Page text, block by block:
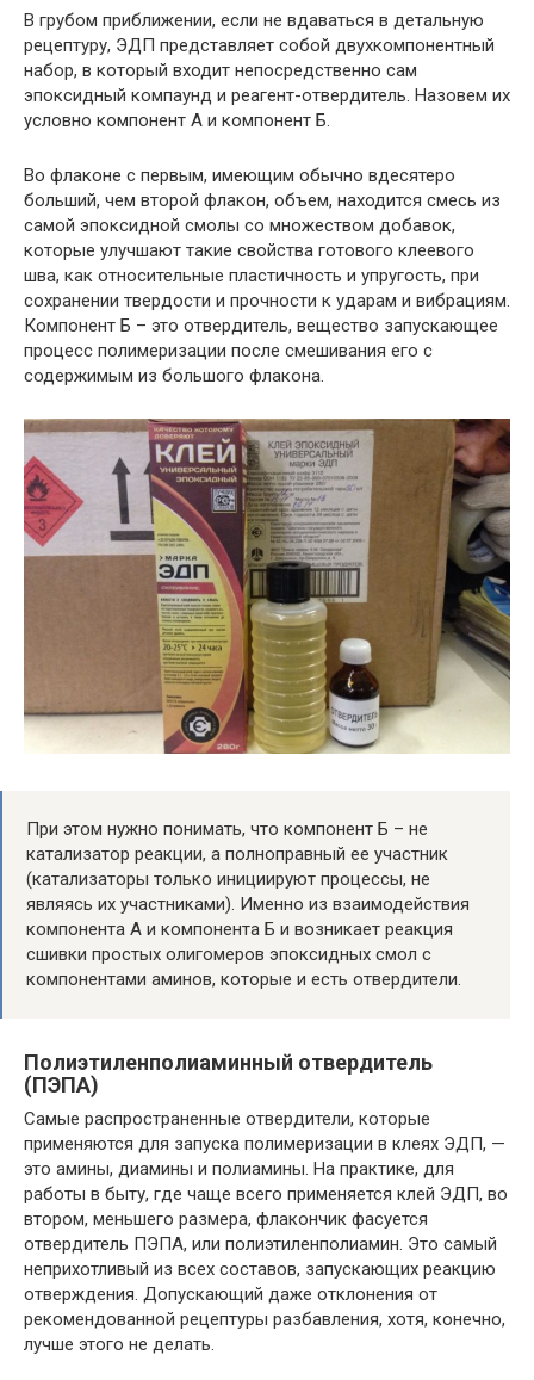
В грубом приближении, если не вдаваться в детальную
рецептуру, ЭДП представляет собой двухкомпонентный
набор, в который входит непосредственно сам
эпоксидный компаунд и реагент-отвердитель. Назовем их
условно компонент А и компонент Б.
Во флаконе с первым, имеющим обычно вдесятеро
больший, чем второй флакон, объем, находится смесь из
самой эпоксидной смолы со множеством добавок,
которые улучшают такие свойства готового клеевого
шва, как относительные пластичность и упругость, при
сохранении твердости и прочности к ударам и вибрациям.
Компонент Б – это отвердитель, вещество запускающее
процесс полимеризации после смешивания его с
содержимым из большого флакона.
При этом нужно понимать, что компонент Б – не
катализатор реакции, а полноправный ее участник
(катализаторы только инициируют процессы, не
являясь их участниками). Именно из взаимодействия
компонента А и компонента Б и возникает реакция
сшивки простых олигомеров эпоксидных смол с
компонентами аминов, которые и есть отвердители.
Полиэтиленполиаминный отвердитель
(ПЭПА)
Самые распространенные отвердители, которые
применяются для запуска полимеризации в клеях ЭДП, —
это амины, диамины и полиамины. На практике, для
работы в быту, где чаще всего применяется клей ЭДП, во
втором, меньшего размера, флакончик фасуется
отвердитель ПЭПА, или полиэтиленполиамин. Это самый
неприхотливый из всех составов, запускающих реакцию
отверждения. Допускающий даже отклонения от
рекомендованной рецептуры разбавления, хотя, конечно,
лучше этого не делать.